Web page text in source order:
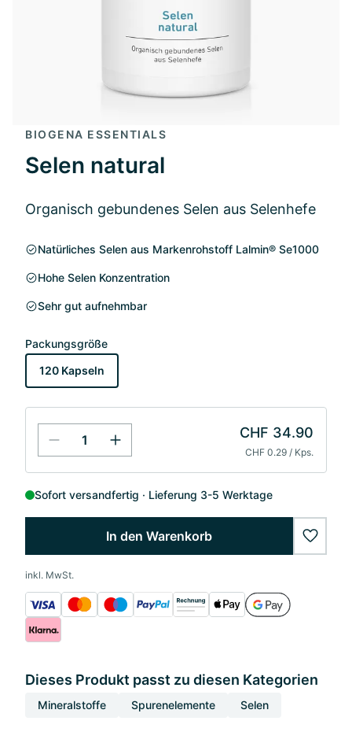
BIOGENA ESSENTIALS
Selen natural
Organisch gebundenes Selen aus Selenhefe
Natürliches Selen aus Markenrohstoff Lalmin® Se1000
Hohe Selen Konzentration
Sehr gut aufnehmbar
Packungsgröße
120 Kapseln
CHF 34.90
CHF 0.29 / Kps.
Sofort versandfertig Lieferung 3-5 Werktage
In den Warenkorb
inkl. MwSt.
Dieses Produkt passt zu diesen Kategorien
Mineralstoffe Spurenelemente Selen